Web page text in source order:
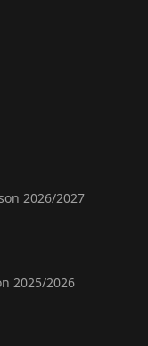
2026/2027
2025/2026